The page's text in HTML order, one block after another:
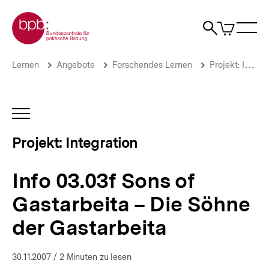
zum
Seiteninhalt
springen
Zur Startseite der bpb
Suche
Artikel
im
Info
Gastarbeita
Söhne
Jugendliche
zwischen
Ausgrenzung
und
Brotkrümelnavigation
Pfadnavigation
Lernen Angebote Forschendes Lernen Projekt: Integration
INHALTSNAVIGATION
Projekt: Integration
Info 03.03f Sons of
Gastarbeita – Die Söhne
der Gastarbeita
30.11.2007 / 2 Minuten zu lesen